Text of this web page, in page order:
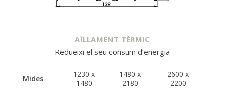
AÏLLAMENT TÈRMIC
Redueixi el seu consum d’energia
Mides
1230 x
1480
1480 x
2180
2600 x
2200